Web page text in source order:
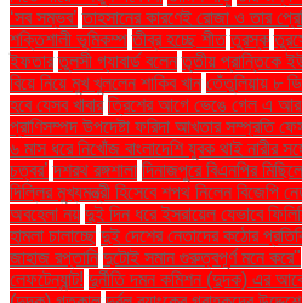
‘সব সম্ভব’ তাহসানের কারণেই রোজা ও তার
শক্তিশালী ভূমিকম্প তীব্র হচ্ছে শীত তুরস্ক
ইফতার তুলসী গ্যাবার্ড বলেন তৃতীয় প্রান্তিকে
বিয়ে নিয়ে মুখ খুললেন শাকিব খান তেঁতুলিয়ায় ৮
হবে যেসব খাবার ত্রিশের আগে ভেঙে গেল এ আর
প্রাণিসম্পদ উপদেষ্টা ফরিদা আখতার সম্প্রতি
৬ মাস ধরে নিখোঁজ বাংলাদেশি যুবক থাই নারীর
চত্বর’ দশরথ রঙ্গশালা দিনাজপুরে বিএনপির
দিল্লির মুখ্যমন্ত্রী হিসেবে শপথ নিলেন বিজেপি
অবহেলা নয় দুই দিন ধরে ইসরায়েল যেভাবে
হামলা চালাচ্ছে দুই দেশের নেতাদের কঠোর
জাহাজ রপ্তানি দুটোই সমান গুরুত্বপূর্ণ মনে করে"
লেফটেন্যান্ট! দুর্নীতি দমন কমিশন (দুদক) এর